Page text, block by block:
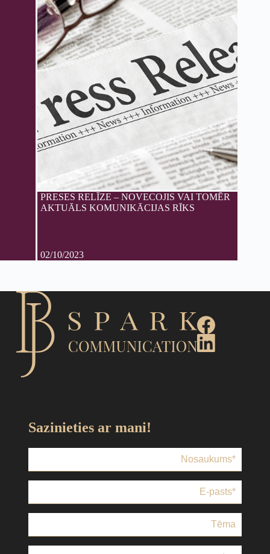
PRESES RELĪZE – NOVECOJIS VAI TOMĒR
AKTUĀLS KOMUNIKĀCIJAS RĪKS
02/10/2023
Sazinieties ar mani!